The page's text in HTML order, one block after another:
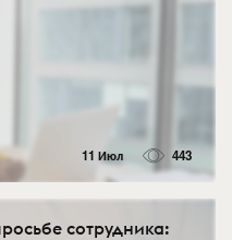
11 Июл 443
сотрудника: